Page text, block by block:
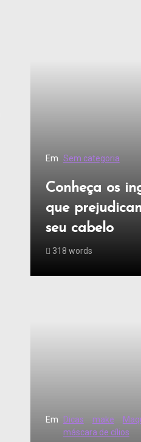
Em Sem categoria
Conheça os
que
seu cabelo
318 words
Em Dicas make
máscara de cílios